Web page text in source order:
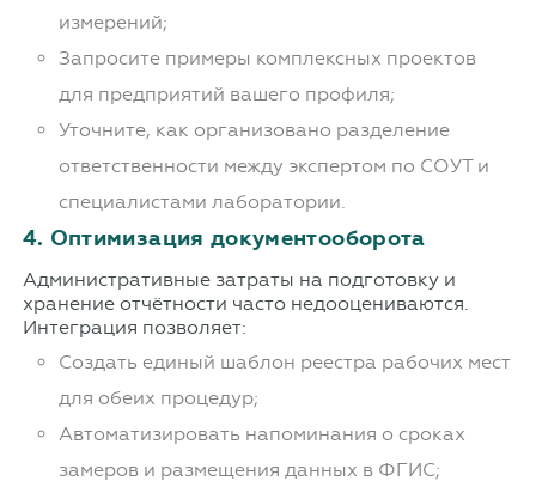
измерений;
Запросите примеры комплексных проектов
для предприятий вашего профиля;
Уточните, как организовано разделение
ответственности между экспертом по СОУТ и
специалистами лаборатории.
4. Оптимизация документооборота
Административные затраты на подготовку и
хранение отчётности часто недооцениваются.
Интеграция позволяет:
Создать единый шаблон реестра рабочих мест
для обеих процедур;
Автоматизировать напоминания о сроках
замеров и размещения данных в ФГИС;